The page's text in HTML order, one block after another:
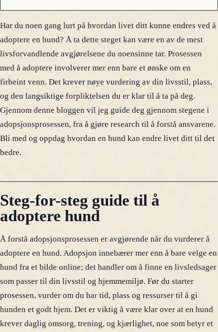
Har du noen gang lurt på hvordan livet ditt kunne endres ved å
adoptere en hund? Å ta dette steget kan være en av de mest
livsforvandlende avgjørelsene du noensinne tar. Prosessen
med å adoptere involverer mer enn bare et ønske om en
firbeint venn. Det krever nøye vurdering av din livsstil, plass,
og den langsiktige forpliktelsen du er klar til å ta på deg.
Gjennom denne bloggen vil jeg guide deg gjennom stegene i
adopsjonsprosessen, fra å gjøre research til å forstå ansvarene.
Bli med og oppdag hvordan en hund kan endre livet ditt til det
bedre.
Steg-for-steg guide til å
adoptere hund
Å forstå adopsjonsprosessen er avgjørende når du vurderer å
adoptere en hund. Adopsjon innebærer mer enn å bare velge en
hund fra et bilde online; det handler om å finne en livsledsager
som passer til din livsstil og hjemmemiljø. Før du starter
prosessen, vurder om du har tid, plass og ressurser til å gi
hunden et godt hjem. Det er viktig å være klar over at en hund
krever daglig omsorg, trening, og kjærlighet, noe som betyr et